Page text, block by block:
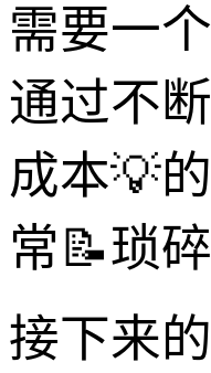
需要一
通过不
成本💡
常📝琐
接下来